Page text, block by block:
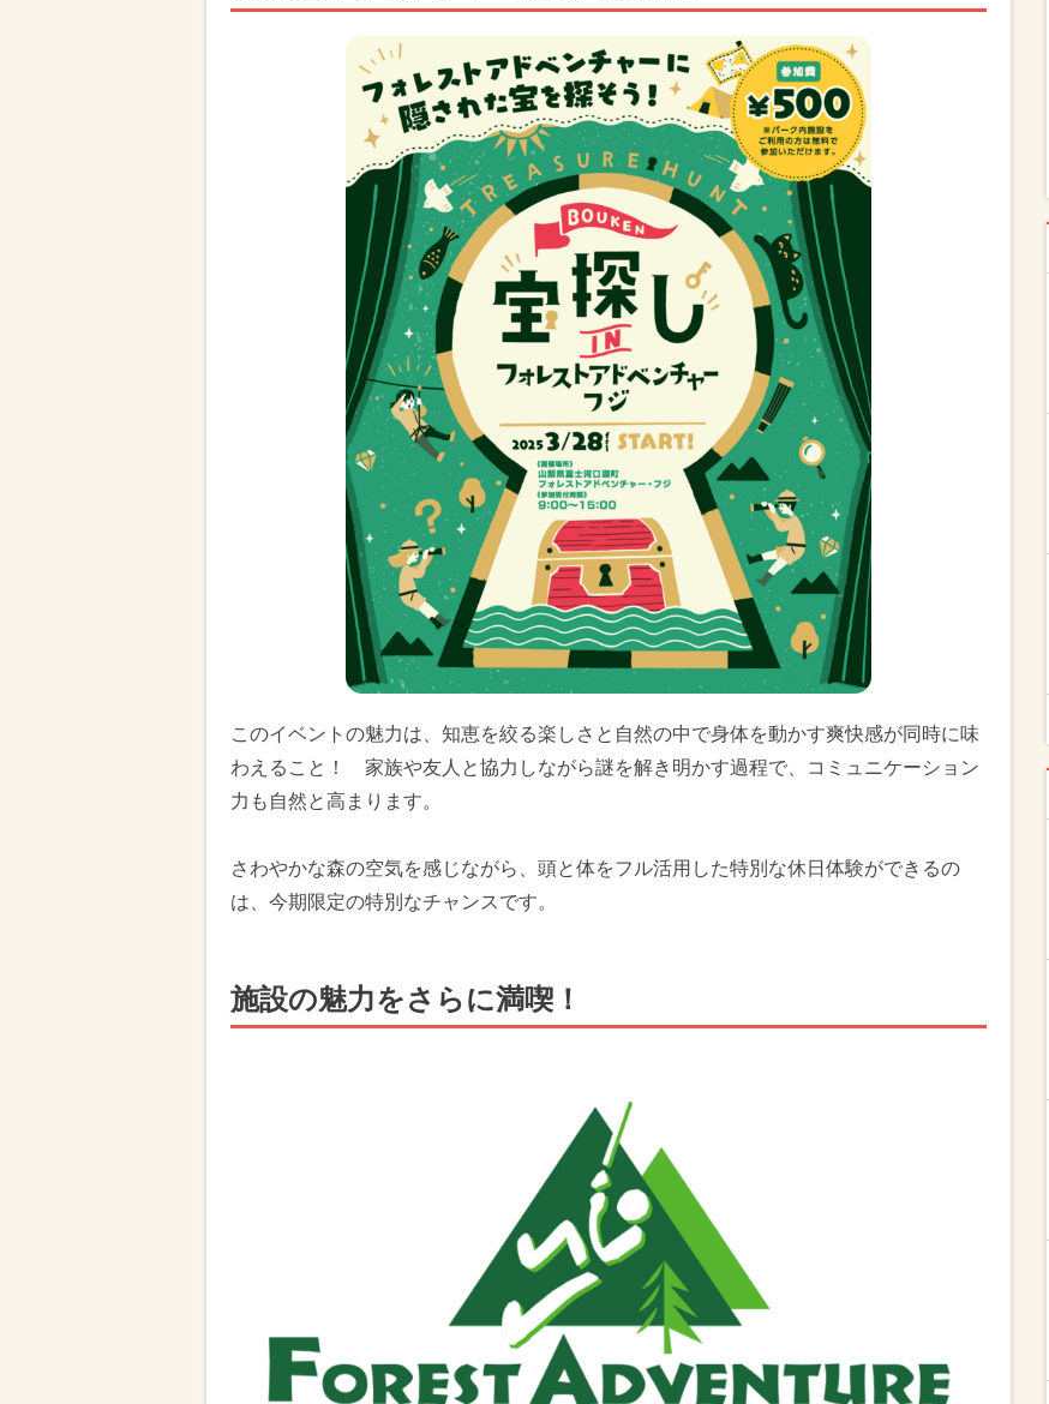
このイベントの魅力は、知恵を絞る楽しさと自然の中で身体を動かす爽快感が同時に味
わえること！ 家族や友人と協力しながら謎を解き明かす過程で、コミュニケーション
力も自然と高まります。
さわやかな森の空気を感じながら、頭と体をフル活用した特別な休日体験ができるの
は、今期限定の特別なチャンスです。
施設の魅力をさらに満喫！